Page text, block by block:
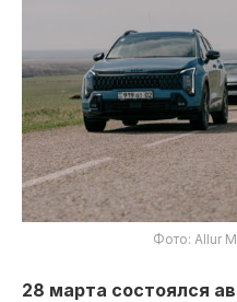
Фото: Allur
28 марта состоялся